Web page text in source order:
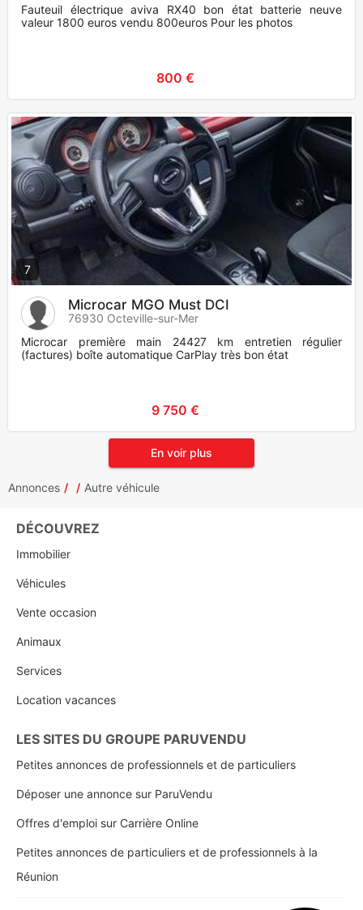
Fauteuil électrique aviva RX40 bon état batterie neuve
valeur 1800 euros vendu 800euros Pour les photos
800 €
7
Microcar MGO Must DCI
76930 Octeville-sur-Mer
Microcar première main 24427 km entretien régulier
(factures) boîte automatique CarPlay très bon état
9 750 €
En voir plus
Annonces Autre véhicule
DÉCOUVREZ
Immobilier
Véhicules
Vente occasion
Animaux
Services
Location vacances
LES SITES DU GROUPE PARUVENDU
Petites annonces de professionnels et de particuliers
Déposer une annonce sur ParuVendu
Offres d'emploi sur Carrière Online
Petites annonces de particuliers et de professionnels à la
Réunion